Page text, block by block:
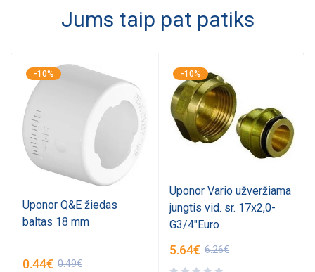
Jums taip pat patiks
-10%
Uponor Q&E žiedas
baltas 18 mm
0.49€
0.44€
-10%
Uponor Vario užveržiama
jungtis vid. sr. 17x2,0-
G3/4"Euro
6.26€
5.64€